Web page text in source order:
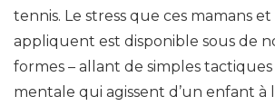
tennis. Le stress que ces mamans et
appliquent est disponible sous de
formes – allant de simples
mentale qui agissent d’un enfant à